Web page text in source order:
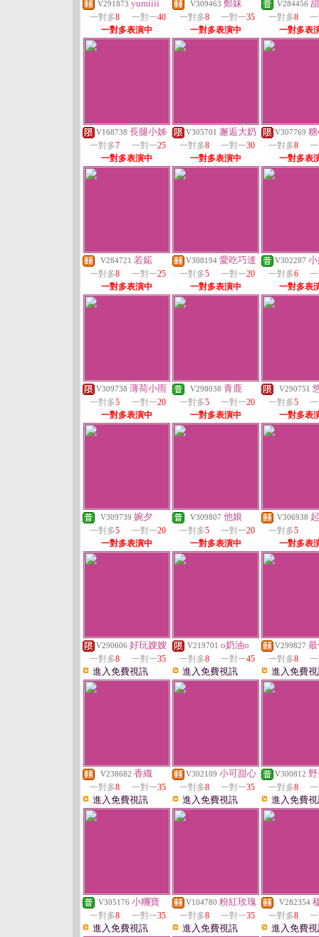
V291873 yumiiii
一對多8 一對一40
一對多表演中
V309463 鄭妹
一對多8 一對一35
一對多表演中
V284456
一對多8
一對多表
V168738 長腿小姊
一對多7 一對一25
一對多表演中
V305701 邂逅大奶
一對多8 一對一30
一對多表演中
V307769
一對多8
一對多表
V284721 若婼
一對多8 一對一25
一對多表演中
V308194 愛吃巧達
一對多5 一對一20
一對多表演中
V302287
一對多6
一對多表
V309738 薄荷小雨
一對多5 一對一20
一對多表演中
V298038 青鹿
一對多5 一對一20
一對多表演中
V290751
一對多5
一對多表
V309739 婉夕
一對多5 一對一20
一對多表演中
V309807 他娘
一對多5 一對一20
一對多表演中
V306938
一對多5
一對多表
V290606 好玩嫂嫂
一對多8 一對一35
進入免費視訊
V219701 o奶油o
一對多8 一對一45
進入免費視訊
V299827
一對多8
進入免費
V238682 香織
一對多8 一對一35
進入免費視訊
V302109 小可甜心
一對多8 一對一35
進入免費視訊
V300812
一對多8
進入免費
V305176 小糰寶
一對多8 一對一35
進入免費視訊
V104780 粉紅玫瑰
一對多8 一對一35
進入免費視訊
V282354
一對多8
進入免費